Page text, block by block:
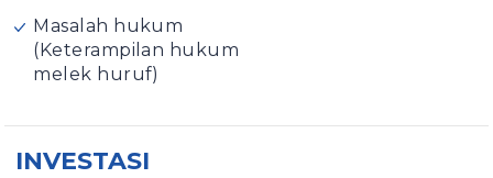
Masalah hukum
(Keterampilan hukum
melek huruf)
INVESTASI